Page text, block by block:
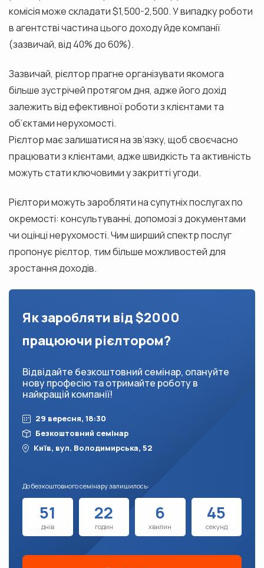
комісія може складати $1,500-2,500. У випадку роботи
в агентстві частина цього доходу йде компанії
(зазвичай, від 40% до 60%).
Зазвичай, рієлтор прагне організувати якомога
більше зустрічей протягом дня, адже його дохід
залежить від ефективної роботи з клієнтами та
об’єктами нерухомості.
Рієлтор має залишатися на зв’язку, щоб своєчасно
працювати з клієнтами, адже швидкість та активність
можуть стати ключовими у закритті угоди.
Рієлтори можуть заробляти на супутніх послугах по
окремості: консультуванні, допомозі з документами
чи оцінці нерухомості. Чим ширший спектр послуг
пропонує рієлтор, тим більше можливостей для
зростання доходів.
Як заробляти від $2000
працюючи рієлтором?
Відвідайте безкоштовний семінар, опануйте
нову професію та отримайте роботу в
найкращій компанії!
29 вересня, 18:30
Безкоштовний семінар
Київ, вул. Володимирська, 52
До безкоштовного семінару залишилось:
51
днів
22
годин
6
хвилин
42
секунд